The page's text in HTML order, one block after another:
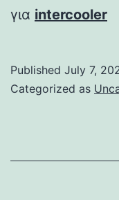
για intercooler
Published July 7,
Categorized as